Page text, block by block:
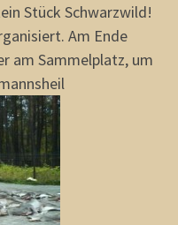
Stück Schwarzwild!
Am Ende
am Sammelplatz, um